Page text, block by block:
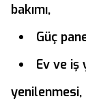
bakımı,
Güç
Ev ve
yenilenmesi,